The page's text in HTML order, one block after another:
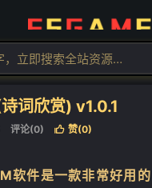
网-专注分享最实用的软件、工具、
词欣赏) v1.0.1
评论(0)  赞(0)
软件是一款非常好用